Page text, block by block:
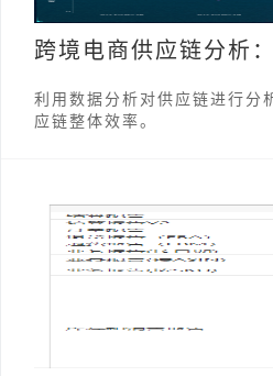
跨境电商供应链分析
利用数据分析对供应链进行分
应链整体效率。